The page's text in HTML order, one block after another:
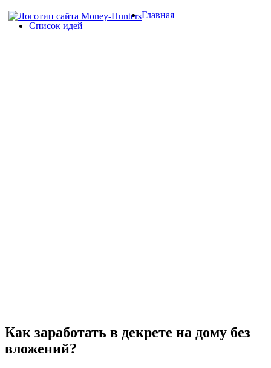
Главная
Список идей
Как заработать в декрете на дому без
вложений?